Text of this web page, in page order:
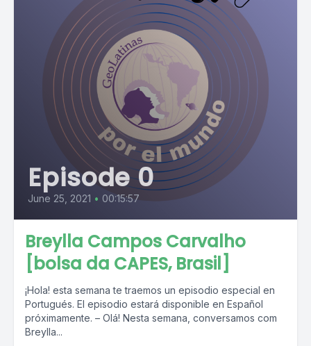
Episode 0
June 25, 2021 • 00:15:57
Breylla Campos Carvalho
[bolsa da CAPES, Brasil]
¡Hola! esta semana te traemos un episodio especial en
Portugués. El episodio estará disponible en Español
próximamente. – Olá! Nesta semana, conversamos com
Breylla...